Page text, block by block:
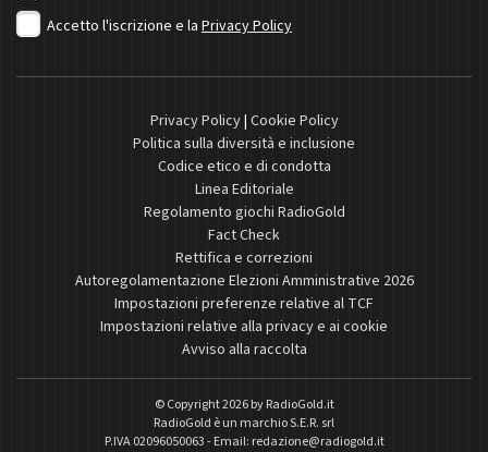
Accetto l'iscrizione e la Privacy Policy
Privacy Policy| Cookie Policy
Politica sulla diversità e inclusione
Codice etico e di condotta
Linea Editoriale
Regolamento giochi RadioGold
Fact Check
Rettifica e correzioni
Autoregolamentazione Elezioni Amministrative 2026
Impostazioni preferenze relative al TCF
Impostazioni relative alla privacy e ai cookie
Avviso alla raccolta
© Copyright 2026 byRadioGold.it
RadioGold è un marchio S.E.R. srl
P.IVA 02096050063 - Email: redazione@radiogold.it